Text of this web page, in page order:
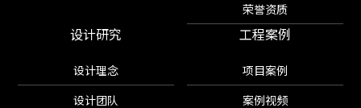
荣誉资质
设计研究
设计理念
设计团队
工程案例
项目案例
案例视频